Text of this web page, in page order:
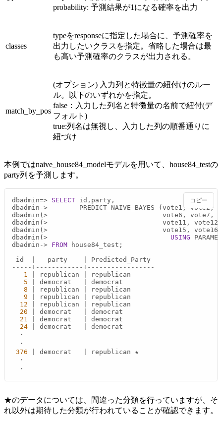
probability: 予測結果が1になる確率を出力
classes
typeをresponseに指定した場合に、予測確率を
出力したいクラスを指定。省略した場合は最
も高い予測確率のクラスが出力される。
match_by_pos
(オプション) 入力列と特徴量の紐付けのルー
ル。以下のいずれかを指定。
false：入力した列名と特徴量の名前で紐付(デ
フォルト)
true:列名は無視し、入力した列の順番通りに
紐づけ
本例ではnaive_house84_modelモデルを用いて、house84_testの
party列を予測します。
dbadmin=> SELECT id,party,
dbadmin ->
PREDICT_NAIVE_BAYES (vote1, vote2,
dbadmin(>
vote6, vote7,
dbadmin(>
vote11,
dbadmin(>
                             vote15, vote16
dbadmin(> USING
dbadmin -> FROM house84_test;
id
   party
-----+------------+-----------------
1
republican
republican
5
democrat
democrat
8
republican
republican
9
republican
republican
12
republican
republican
20
democrat
democrat
21
democrat
democrat
24
democrat
democrat
・
・
376
democrat
republican ★
・
・
コピー
★のデータについては、間違った分類を行っていますが、そ
れ以外は期待した分類が行われていることが確認できます。